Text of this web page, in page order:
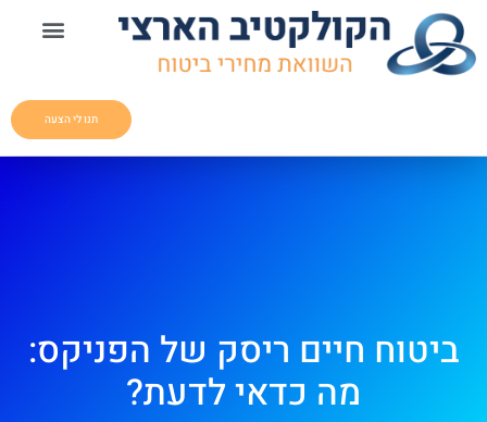
תנו לי הצעה
ביטוח חיים ריסק של הפניקס:
מה כדאי לדעת?